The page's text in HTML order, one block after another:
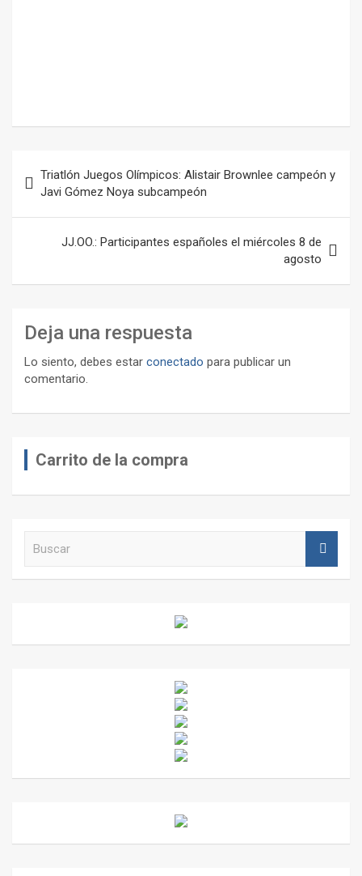
de
entradas
Triatlón Juegos Olímpicos: Alistair Brownlee campeón y
Javi Gómez Noya subcampeón
JJ.OO.: Participantes españoles el miércoles 8 de
agosto
Deja una respuesta
Lo siento, debes estar conectado para publicar un
comentario.
Carrito de la compra